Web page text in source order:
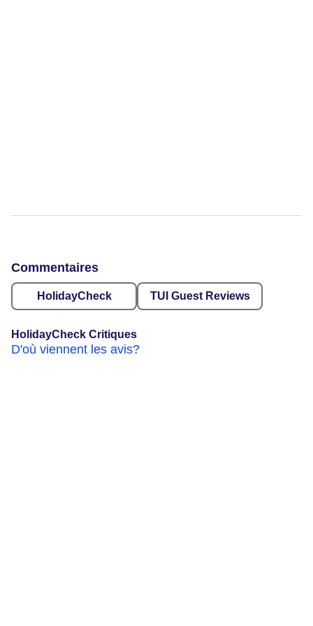
Commentaires
HolidayCheck TUI Guest Reviews
HolidayCheck Critiques
D'où viennent les avis?